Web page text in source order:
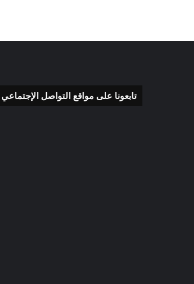
تابعونا على مواقع التواصل الإجتماعي